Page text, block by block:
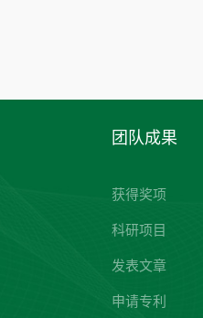
团队成果
获得奖项
科研项目
发表文章
申请专利